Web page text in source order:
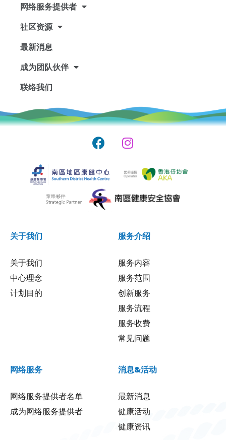
网络服务提供者
社区资源
最新消息
成为团队伙伴
联络我们
关于我们
关于我们
中心理念
计划目的
服务介绍
服务内容
服务范围
创新服务
服务流程
服务收费
常见问题
网络服务
网络服务提供者名单
成为网络服务提供者
消息&活动
最新消息
健康活动
健康资讯